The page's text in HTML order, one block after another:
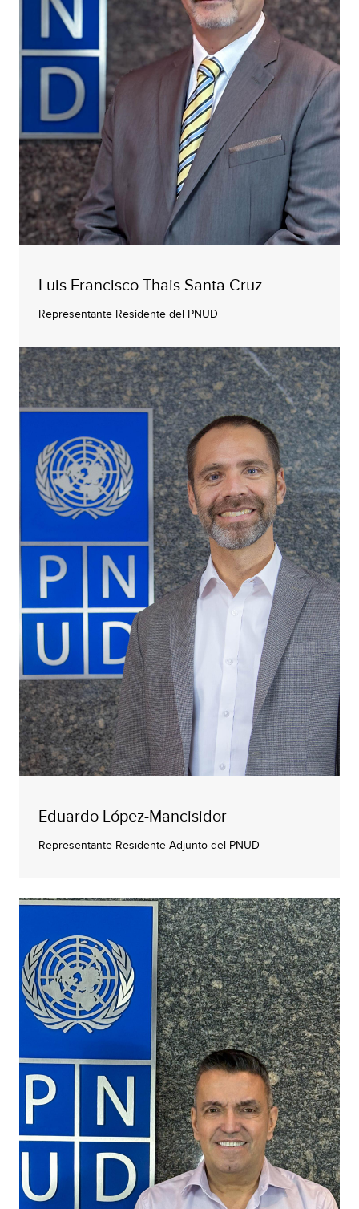
Luis Francisco Thais Santa Cruz
Representante Residente del PNUD
Eduardo López-Mancisidor
Representante Residente Adjunto del PNUD